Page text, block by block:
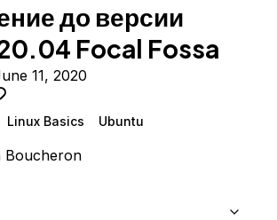
до версии
Focal Fossa
11, 2020
Linux Basics Ubuntu
Boucheron